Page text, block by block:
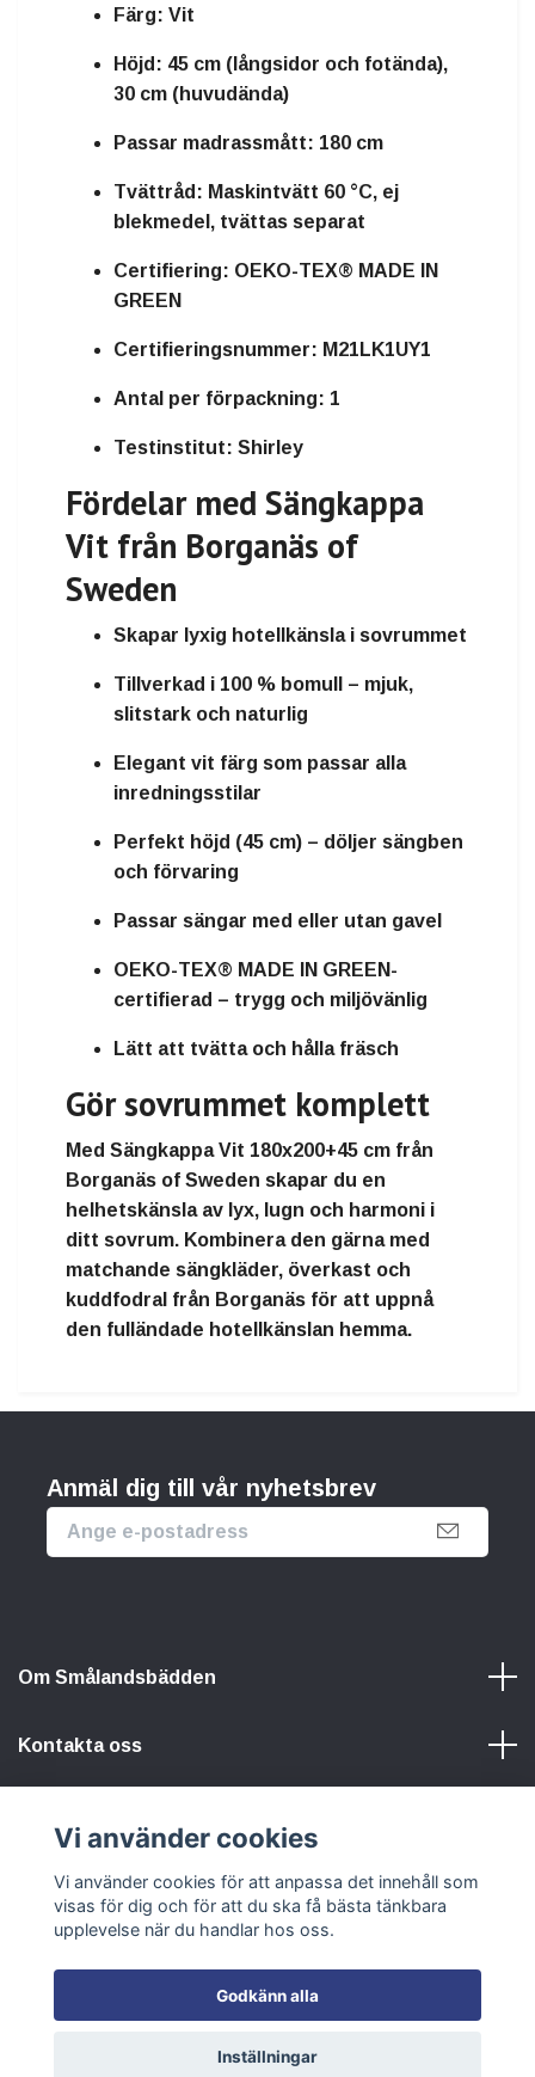
Färg: Vit
Höjd: 45 cm (långsidor och fotända),
30 cm (huvudända)
Passar madrassmått: 180 cm
Tvättråd: Maskintvätt 60 °C, ej
blekmedel, tvättas separat
Certifiering: OEKO-TEX® MADE IN
GREEN
Certifieringsnummer: M21LK1UY1
Antal per förpackning: 1
Testinstitut: Shirley
Fördelar med Sängkappa
Vit från Borganäs of
Sweden
Skapar lyxig hotellkänslai sovrummet
Tillverkad i 100 % bomull
– mjuk,
slitstark och naturlig
Elegant vit färg som passar alla
inredningsstilar
Perfekt höjd (45 cm) – döljer sängben
och förvaring
Passar sängar med eller utan gavel
OEKO-TEX® MADE IN GREEN-
certifierad – trygg och miljövänlig
Lätt att tvätta och hålla fräsch
Gör sovrummet komplett
Med Sängkappa Vit 180x200+45 cm från
Borganäs of Sweden skapar du en
helhetskänsla av lyx, lugn och harmoni i
ditt sovrum. Kombinera den gärna med
matchande sängkläder, överkast och
kuddfodral från Borganäs för att uppnå
den fulländade hotellkänslan hemma.
Anmäl dig till vår nyhetsbrev
Om Smålandsbädden
Kontakta oss
Sociala medier
© 2026 Smålandsbädden
Vi använder cookies
Vi använder cookies för att anpassa det innehåll som
visas för dig och för att du ska få bästa tänkbara
upplevelse när du handlar hos oss.
Godkänn alla
Inställningar